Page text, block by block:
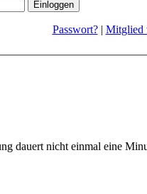
Passwort?| Mitglied
dauert nicht einmal eine